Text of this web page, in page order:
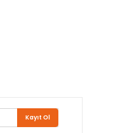
Kayıt Ol